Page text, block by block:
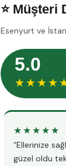
⭐ Müşteri
Esenyurt ve
5.0
★★★★★
“Ellerinize
güzel oldu